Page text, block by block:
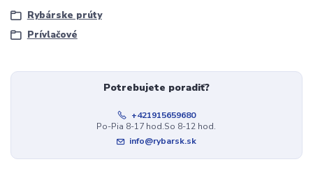
Rybárske prúty
Prívlačové
Potrebujete poradiť?
+421915659680
Po-Pia 8-17 hod.So 8-12 hod.
info@rybarsk.sk